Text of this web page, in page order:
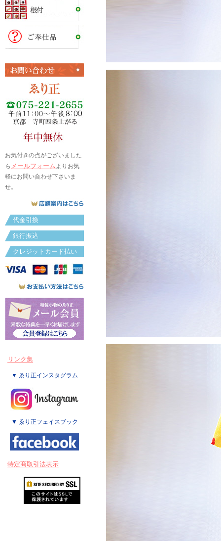
お気付きの点がございました
ら メールフォームよりお気
軽にお問い合わせ下さいま
せ。
代金引換
銀行振込
クレジットカード払い
リンク集
▼ ゑり正インスタグラム
▼ ゑり正フェイスブック
特定商取引法表示